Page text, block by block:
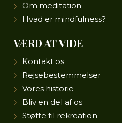
Om meditation
Hvad er mindfulness?
VÆRD AT VIDE
Kontakt os
Rejsebestemmelser
Vores historie
Bliv en del af os
Støtte til rekreation